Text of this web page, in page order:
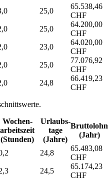
25,0
65.538,46
CHF
25,0
64.200,00
CHF
23,0
64.020,00
CHF
25,0
77.076,92
CHF
24,8
66.419,23
CHF
Wochen­
arbeitszeit
(Stunden)
Urlaubs­
tage
(Jahre)
Bruttolohn
(Jahr)
24,8
65.483,08
CHF
24,5
65.174,23
CHF